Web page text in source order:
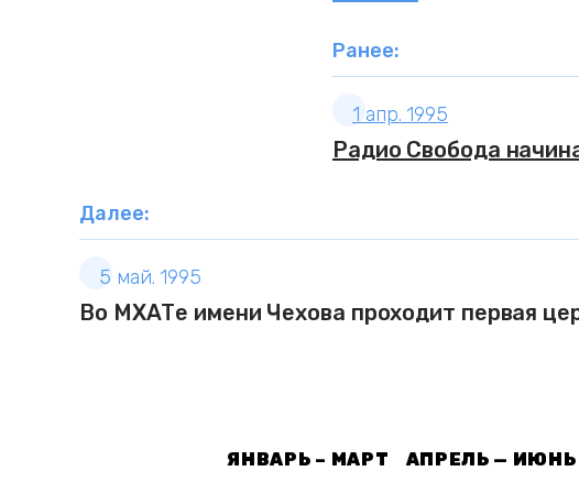
Ранее:
1 апр. 1995
Радио Свобода
Далее:
5 май. 1995
Во МХАТе имени Чехова проходит первая
ЯНВАРЬ – МАРТ АПРЕЛЬ — ИЮНЬ